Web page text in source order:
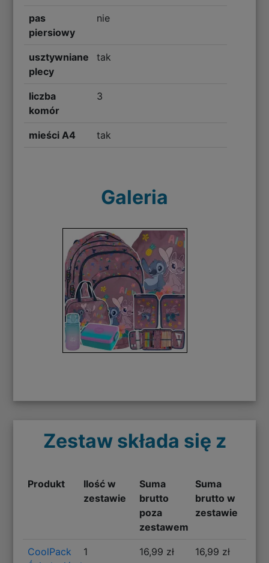
pas
piersiowy
nie
usztywniane
plecy
tak
liczba
komór
3
mieści A4 tak
Galeria
Zestaw składa się z
Produkt
Ilość w
zestawie
Suma
brutto
poza
zestawem
Suma
brutto w
zestawie
CoolPack
1 16,99 zł 16,99 zł